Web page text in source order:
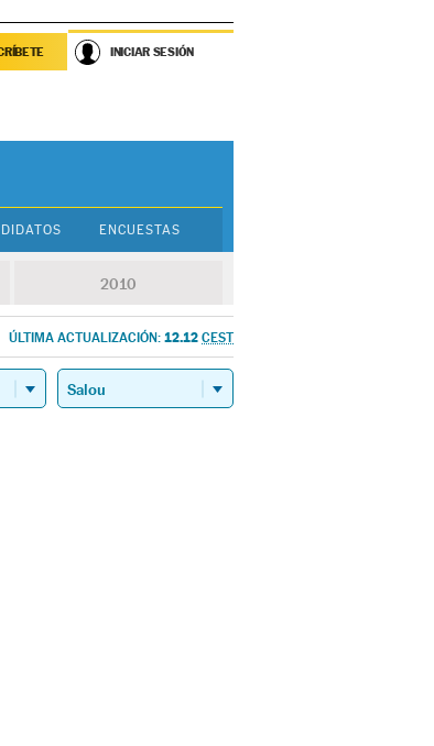
INICIAR SESIÓN
ENCUESTAS
2010
ÚLTIMA ACTUALIZACIÓN: 12.12 CEST